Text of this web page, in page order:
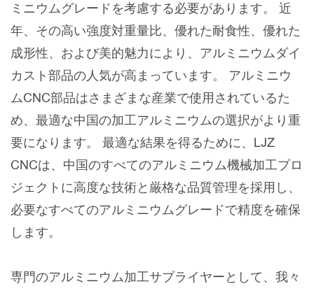
ミニウムグレードを考慮する必要があります。 近
年、その高い強度対重量比、優れた耐食性、優れた
成形性、および美的魅力により、アルミニウムダイ
カスト部品の人気が高まっています。 アルミニウ
ムCNC部品はさまざまな産業で使用されているた
め、最適な中国の加工アルミニウムの選択がより重
要になります。 最適な結果を得るために、LJZ
CNCは、中国のすべてのアルミニウム機械加工プロ
ジェクトに高度な技術と厳格な品質管理を採用し、
必要なすべてのアルミニウムグレードで精度を確保
します。
専門のアルミニウム加工サプライヤーとして、我々